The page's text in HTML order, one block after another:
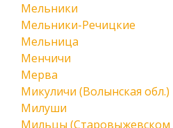
Мельники
Мельники-Речицкие
Мельница
Менчичи
Мерва
Микуличи (Волынская обл.)
Милуши
Мильцы (Старовыжевском